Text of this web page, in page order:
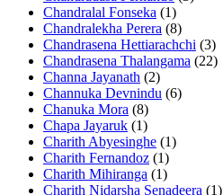
Chandralal Fonseka (1)
Chandralekha Perera (8)
Chandrasena Hettiarachchi (3)
Chandrasena Thalangama (22)
Channa Jayanath (2)
Channuka Devnindu (6)
Chanuka Mora (8)
Chapa Jayaruk (1)
Charith Abyesinghe (1)
Charith Fernandoz (1)
Charith Mihiranga (1)
Charith Nidarsha Senadeera (1)